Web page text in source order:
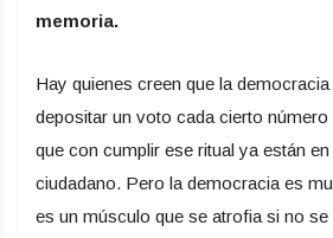
memoria.
Hay quienes creen que la
depositar un voto cada cierto
que con cumplir ese ritual ya están
ciudadano. Pero la democracia es
es un músculo que se atrofia si no se